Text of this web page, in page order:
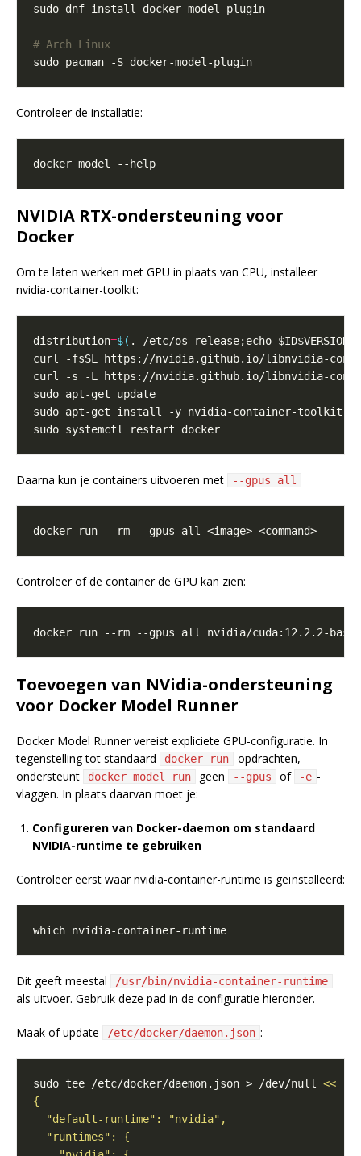
# Arch Linux
Controleer de installatie:
NVIDIA RTX-ondersteuning voor
Docker
Om te laten werken met GPU in plaats van CPU, installeer
nvidia-container-toolkit:
distribution=$( . /etc/os-release;echo
curl -s -L https://nvidia.github.io/libnvidia-
Daarna kun je containers uitvoeren met --gpus all
Controleer of de container de GPU kan zien:
Toevoegen van NVidia-ondersteuning
voor Docker Model Runner
Docker Model Runner vereist expliciete GPU-configuratie. In
tegenstelling tot standaard
docker run -opdrachten,
ondersteunt
docker model run geen --gpus of -e -
vlaggen. In plaats daarvan moet je:
Configureren van Docker-daemon om standaard
NVIDIA-runtime te gebruiken
Controleer eerst waar nvidia-container-runtime is geïnstalleerd:
Dit geeft meestal /usr/bin/nvidia-container-runtime
als uitvoer. Gebruik deze pad in de configuratie hieronder.
Maak of update /etc/docker/daemon.json :
sudo tee /etc/docker/daemon.json > /dev/null